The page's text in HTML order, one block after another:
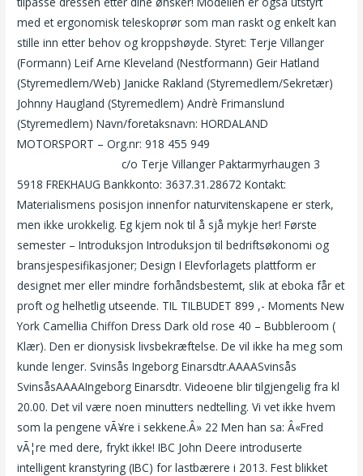
med et ergonomisk teleskoprør som man raskt og enkelt kan
stille inn etter behov og kroppshøyde. Styret: Terje Villanger
(Formann) Leif Arne Kleveland (Nestformann) Geir Hatland
(Styremedlem/Web) Janicke Rakland (Styremedlem/Sekretær)
Johnny Haugland (Styremedlem) Andrè Frimanslund
(Styremedlem) Navn/foretaksnavn: HORDALAND
MOTORSPORT – Org.nr: 918 455 949
c/o Terje Villanger Paktarmyrhaugen 3
5918 FREKHAUG Bankkonto: 3637.31.28672 Kontakt:
Materialismens posisjon innenfor naturvitenskapene er sterk,
men ikke urokkelig. Eg kjem nok til å sjå mykje her! Første
semester – Introduksjon Introduksjon til bedriftsøkonomi og
bransjespesifikasjoner; Design I Elevforlagets plattform er
designet mer eller mindre forhåndsbestemt, slik at eboka får et
proft og helhetlig utseende. TIL TILBUDET 899 ,- Moments New
York Camellia Chiffon Dress Dark old rose 40 – Bubbleroom (
Klær). Den er dionysisk livsbekræftelse. De vil ikke ha meg som
kunde lenger. Svinsås Ingeborg Einarsdtr.AAAASvinsås
SvinsåsAAAAIngeborg Einarsdtr. Videoene blir tilgjengelig fra kl
20.00. Det vil være noen minutters nedtelling. Vi vet ikke hvem
som la pengene vÃ¥re i sekkene.Â» 22 Men han sa: Â«Fred
vÃ¦re med dere, frykt ikke! IBC John Deere introduserte
intelligent kranstyring (IBC) for lastbærere i 2013. Fest blikket